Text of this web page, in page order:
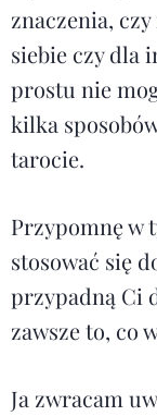
znaczenia,
siebie czy dla
prostu nie
kilka
tarocie.
Przypomnę w
stosować się
przypadną Ci
zawsze to, co
Ja zwracam